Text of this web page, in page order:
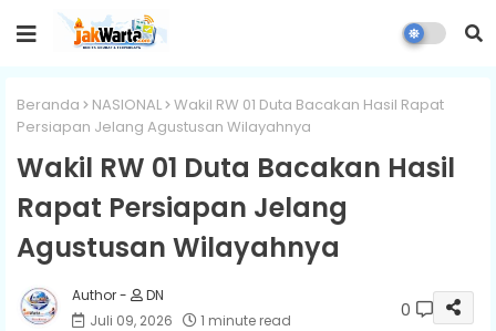
Beranda NASIONAL Wakil RW 01 Duta Bacakan Hasil Rapat
Persiapan Jelang Agustusan Wilayahnya
Wakil RW 01 Duta Bacakan Hasil
Rapat Persiapan Jelang
Agustusan Wilayahnya
DN
Juli 09, 2026
1 minute read 0